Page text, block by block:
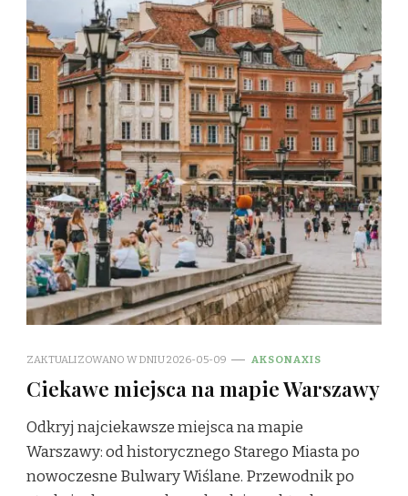
ZAKTUALIZOWANO W DNIU2026-05-09 AKSONAXIS
Ciekawe miejsca na mapie Warszawy
Odkryj najciekawsze miejsca na mapie
Warszawy: od historycznego Starego Miasta po
nowoczesne Bulwary Wiślane. Przewodnik po